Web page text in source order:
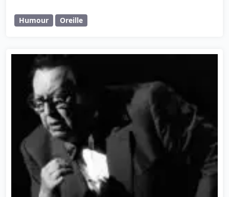
Humour Oreille